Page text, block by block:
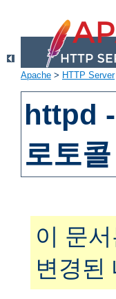
Apache > HTTP Server
httpd
로토
이 문
변경된